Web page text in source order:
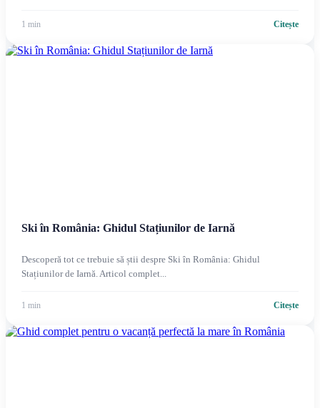
1 min Citește
Ski în România: Ghidul Stațiunilor de Iarnă
Descoperă tot ce trebuie să știi despre Ski în România: Ghidul
Stațiunilor de Iarnă. Articol complet...
1 min Citește